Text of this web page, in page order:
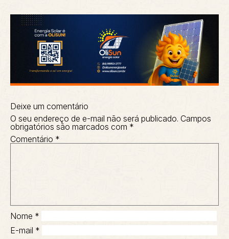
Deixe um comentário
O seu endereço de e-mail não será publicado. Campos
obrigatórios são marcados com *
Comentário *
Nome *
E-mail *